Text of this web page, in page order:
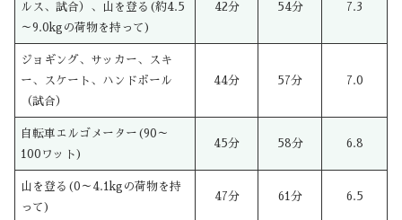
ルス、試合）、山を登る(約4.5
～9.0kgの荷物を持って)
42分 54分 7.3
ジョギング、サッカー、スキ
ー、スケート、ハンドボール
（試合）
44分 57分 7.0
自転車エルゴメーター(90～
100ワット)
45分 58分 6.8
山を登る(0～4.1kgの荷物を持
って)
47分 61分 6.5